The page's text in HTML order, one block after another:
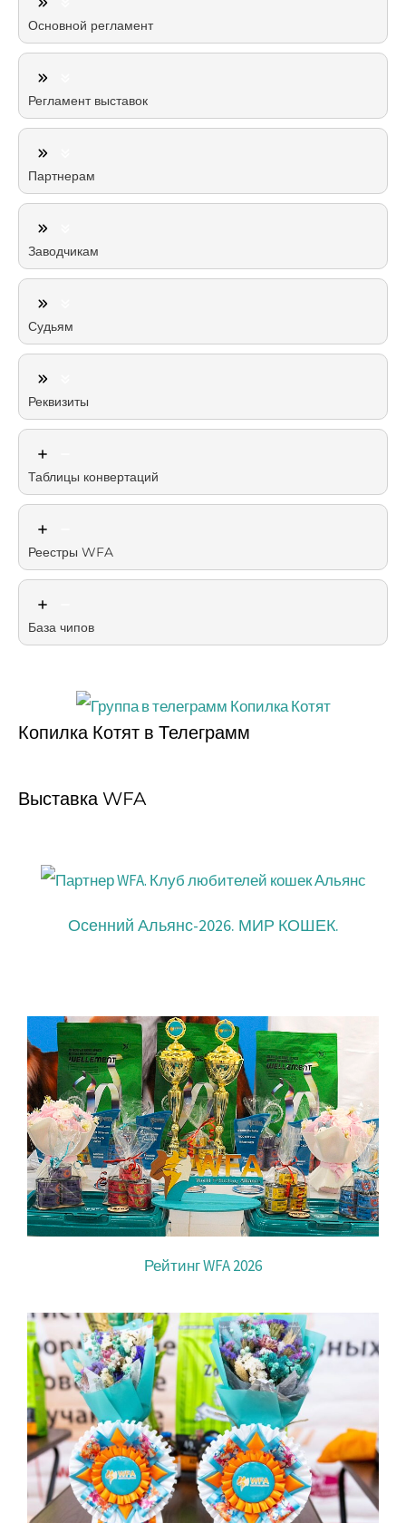
Основной регламент
Регламент выставок
Партнерам
Заводчикам
Судьям
Реквизиты
Таблицы конвертаций
Реестры WFA
База чипов
Копилка Котят в Телеграмм
Выставка WFA
Осенний Альянс-2026. МИР КОШЕК.
Рейтинг WFA 2026